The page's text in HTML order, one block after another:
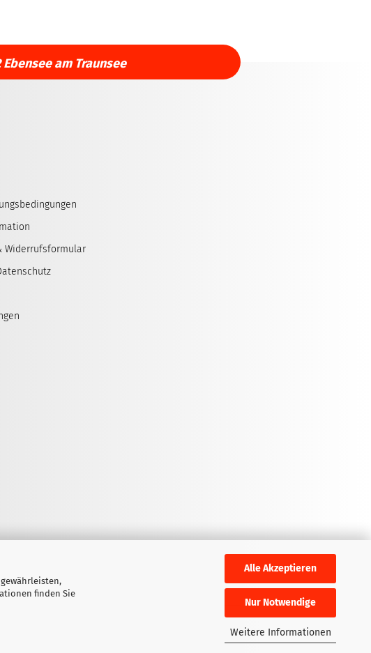
finden Sie
Alle Akzeptieren
Nur Notwendige
Weitere Informationen
am Traunsee
Widerrufsformular